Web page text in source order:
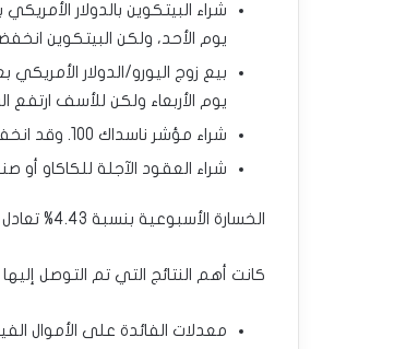
يوم الأحد، ولكن البيتكوين انخفضت
يوم الأربعاء ولكن للأسف ارتفع السعر بنسبة
شراء مؤشر ناسداك 100. وقد انخفض بنسبة 1.84%.
شراء العقود الآجلة للكاكاو أو صندوق
الخسارة الأسبوعية بنسبة 4.43% تعادل 1.11% لكل أصل.
كانت أهم النتائج التي تم التوصل
معدلات الفائدة على الأموال